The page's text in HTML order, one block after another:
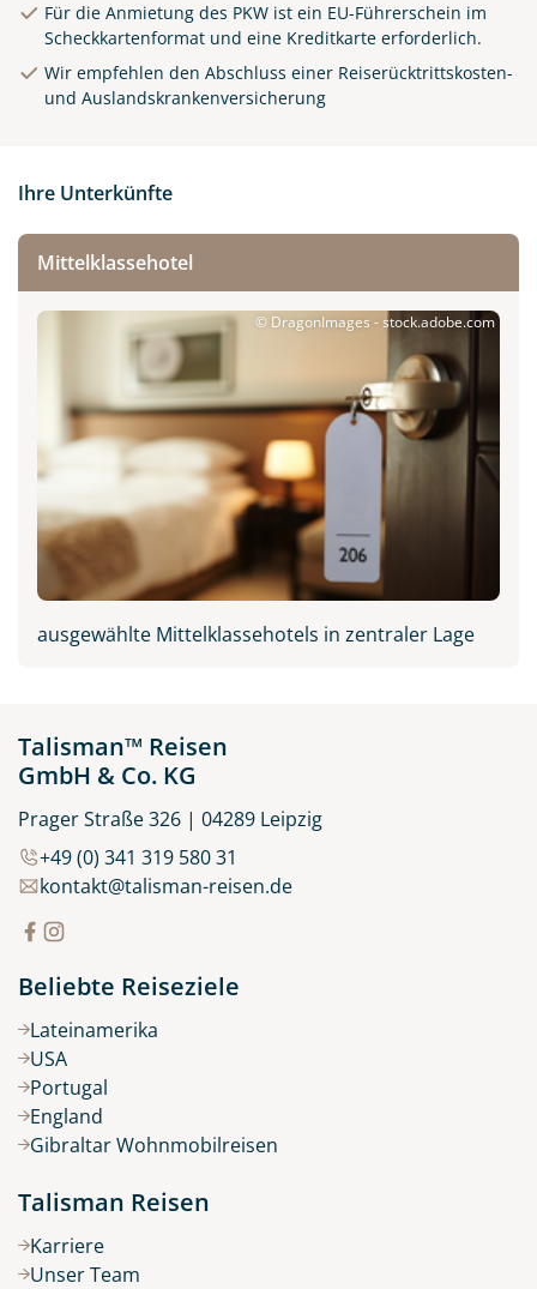
New Orleans in Louisiana,
USA
© purdue1988 - stock.adobe.com
Für die Anmietung des PKW ist ein EU-Führerschein im
Scheckkartenformat und eine Kreditkarte erforderlich.
Wir empfehlen den Abschluss einer Reiserücktrittskosten-
und Auslandskrankenversicherung
Ihre Unterkünfte
Mittelklassehotel
© DragonImages - stock.adobe.com
ausgewählte Mittelklassehotels in zentraler Lage
Talisman™ Reisen
GmbH & Co. KG
Prager Straße 326 | 04289 Leipzig
+49 (0) 341 319 580 31
kontakt@talisman-reisen.de
Beliebte Reiseziele
Lateinamerika
USA
Portugal
England
Gibraltar Wohnmobilreisen
Talisman Reisen
Karriere
Unser Team